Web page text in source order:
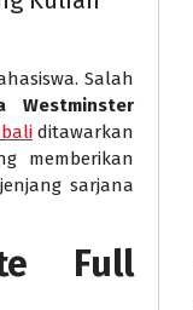
Salah
Westminster
ditawarkan
memberikan
sarjana
Full